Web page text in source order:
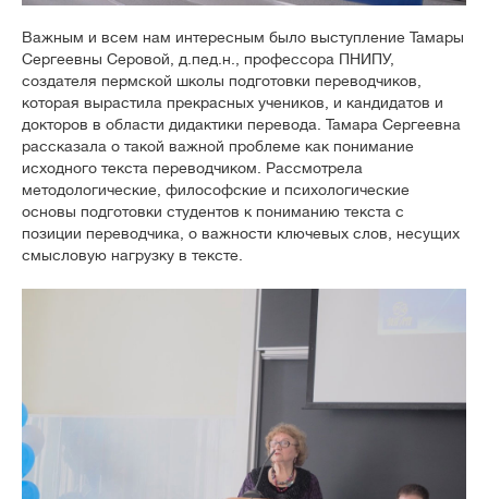
Важным и всем нам интересным было выступление Тамары
Сергеевны Серовой, д.пед.н., профессора ПНИПУ,
создателя пермской школы подготовки переводчиков,
которая вырастила прекрасных учеников, и кандидатов и
докторов в области дидактики перевода. Тамара Сергеевна
рассказала о такой важной проблеме как понимание
исходного текста переводчиком. Рассмотрела
методологические, философские и психологические
основы подготовки студентов к пониманию текста с
позиции переводчика, о важности ключевых слов, несущих
смысловую нагрузку в тексте.